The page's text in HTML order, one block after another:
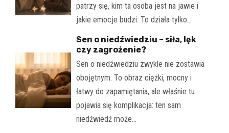
patrzy się, kim ta osoba jest na jawie i
jakie emocje budzi. To działa tylko…
Sen o niedźwiedziu – siła, lęk
czy zagrożenie?
Sen o niedźwiedziu zwykle nie zostawia
obojętnym. To obraz ciężki, mocny i
łatwy do zapamiętania, ale właśnie tu
pojawia się komplikacja: ten sam
niedźwiedź może…